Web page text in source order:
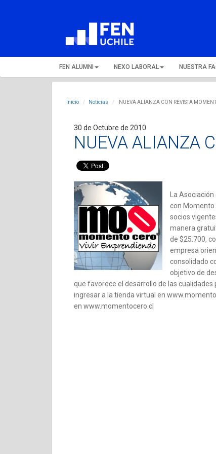
FEN ALUMNI NEXO LABORAL NUESTRA
Inicio Noticias NUEVA ALIANZA CON REVISTA
30 de Octubre de 2010
NUEVA ALIANZA
La
con Momento
socios
manera
de $25.700,
empresa
consolidado
objetivo de
que favorece el desarrollo de las
ingresar a la tienda virtual en
en www.momentocero.cl